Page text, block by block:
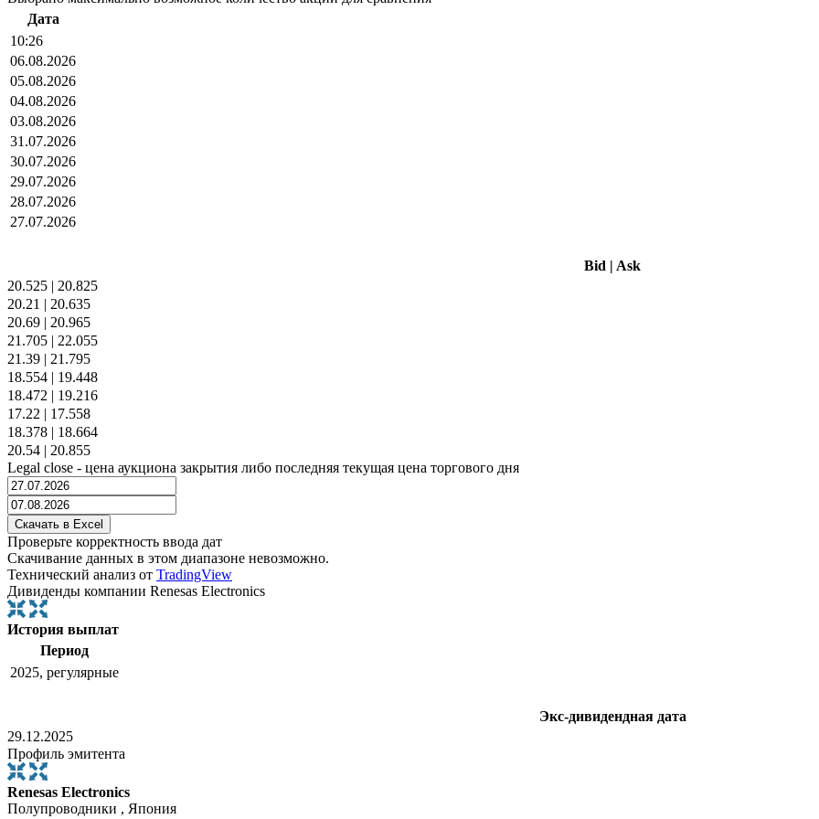
Дата
10:26
06.08.2026
05.08.2026
04.08.2026
03.08.2026
31.07.2026
30.07.2026
29.07.2026
28.07.2026
27.07.2026
Bid | Ask
20.525 | 20.825
20.21 | 20.635
20.69 | 20.965
21.705 | 22.055
21.39 | 21.795
18.554 | 19.448
18.472 | 19.216
17.22 | 17.558
18.378 | 18.664
20.54 | 20.855
Legal close - цена аукциона закрытия либо последняя текущая цена торгового дня
Проверьте корректность ввода дат
Скачивание данных в этом диапазоне невозможно.
Технический анализ от TradingView
Дивиденды компании Renesas Electronics
История выплат
Период
2025, регулярные
Экс-дивидендная дата
29.12.2025
Профиль эмитента
Renesas Electronics
Полупроводники , Япония